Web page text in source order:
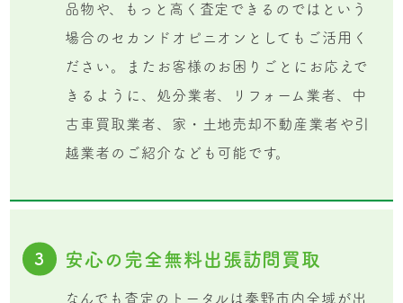
品物や、もっと高く査定できるのではという
場合のセカンドオピニオンとしてもご活用く
ださい。またお客様のお困りごとにお応えで
きるように、処分業者、リフォーム業者、中
古車買取業者、家・土地売却不動産業者や引
越業者のご紹介なども可能です。
3 安心の完全無料出張訪問買取
なんでも査定のトータルは秦野市内全域が出